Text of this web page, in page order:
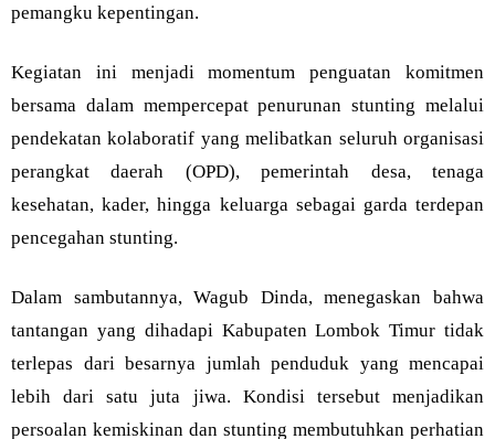
pemangku kepentingan.
Kegiatan ini menjadi momentum penguatan komitmen
bersama dalam mempercepat penurunan stunting melalui
pendekatan kolaboratif yang melibatkan seluruh organisasi
perangkat daerah (OPD), pemerintah desa, tenaga
kesehatan, kader, hingga keluarga sebagai garda terdepan
pencegahan stunting.
Dalam sambutannya, Wagub Dinda, menegaskan bahwa
tantangan yang dihadapi Kabupaten Lombok Timur tidak
terlepas dari besarnya jumlah penduduk yang mencapai
lebih dari satu juta jiwa. Kondisi tersebut menjadikan
persoalan kemiskinan dan stunting membutuhkan perhatian